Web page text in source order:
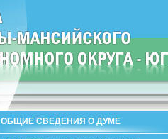
ОБЩИЕ СВЕДЕНИЯ О ДУМЕ